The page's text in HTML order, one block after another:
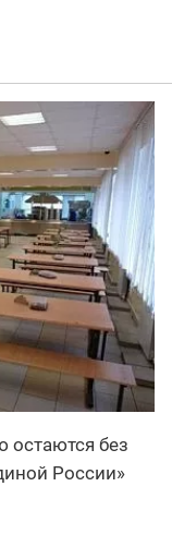
остаются без
России»